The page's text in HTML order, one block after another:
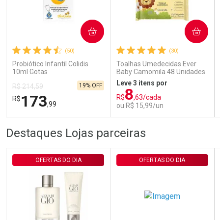
Comprar sem Desconto
Por R$ 29,30/cada
Comprar sem Desconto
Por R$ 29,30/cada
(50)
Probiótico Infantil Colidis
10ml Gotas
R$ 214,59
R$173,99
19% OFF
COMPRAR
FECHAR
Laboratório
FECHAR
Por Menos
(30)
Toalhas Umedecidas Ever
Baby Camomila 48 Unidades
Leve 3 itens por
R$8,63/cada
ou R$ 15,99/un
COMPRAR
Por Menos
Destaques Lojas parceiras
OFERTAS DO DIA OFERTAS DO DIA